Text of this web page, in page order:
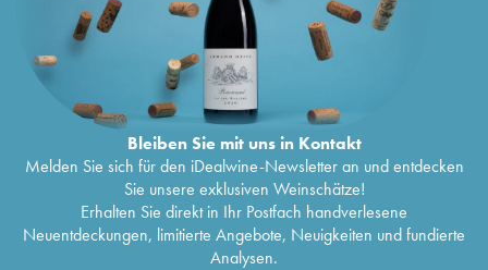
Bleiben Sie mit uns in Kontakt
Melden Sie sich für den iDealwine-Newsletter an und entdecken
Sie unsere exklusiven Weinschätze!
Erhalten Sie direkt in Ihr Postfach handverlesene
Neuentdeckungen, limitierte Angebote, Neuigkeiten und fundierte
Analysen.